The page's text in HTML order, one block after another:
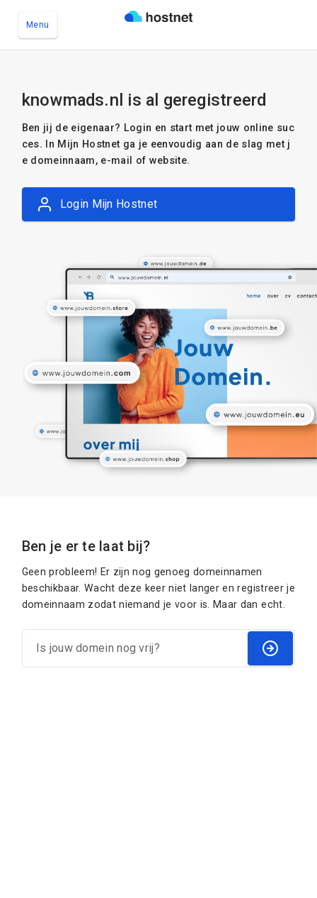
Menu
knowmads.nl is al geregistreerd
Ben jij de eigenaar? Login en start met jouw online suc
ces. In Mijn Hostnet ga je eenvoudig aan de slag met j
e domeinnaam, e-mail of website.
Login Mijn Hostnet
Ben je er te laat bij?
Geen probleem! Er zijn nog genoeg domeinnamen
beschikbaar. Wacht deze keer niet langer en registreer je
domeinnaam zodat niemand je voor is. Maar dan echt.